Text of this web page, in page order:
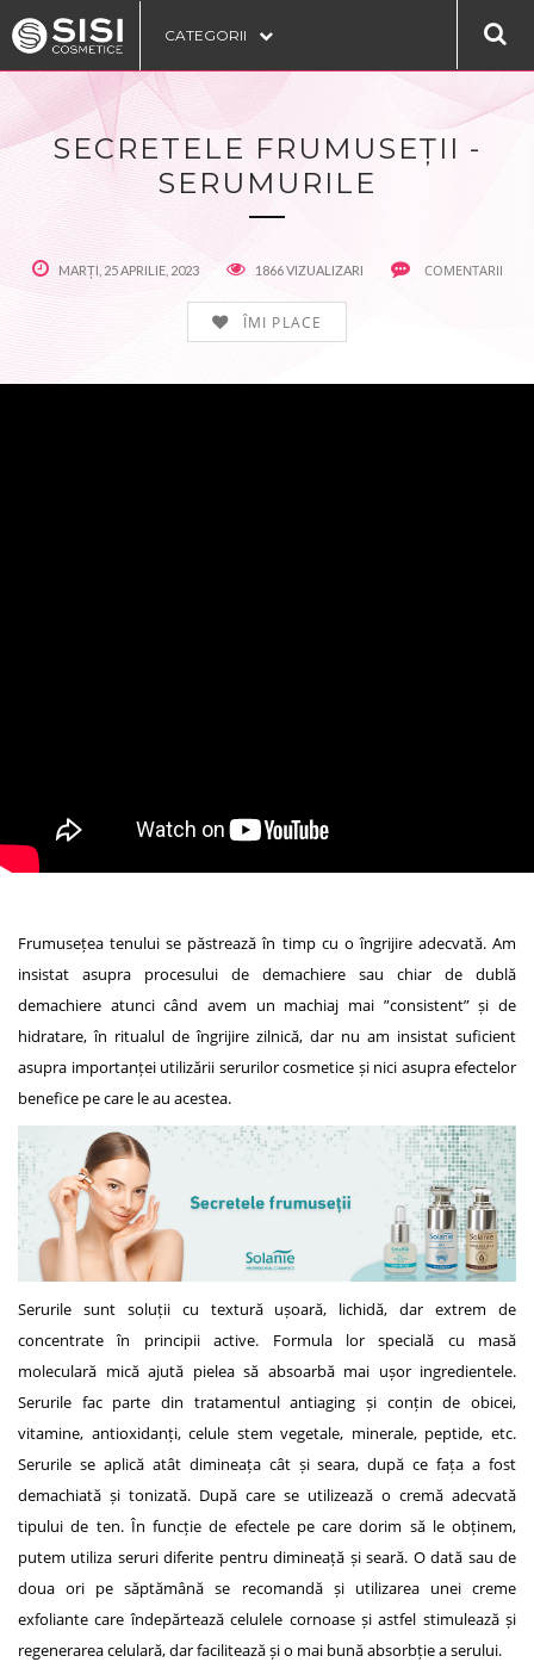
CATEGORII
SECRETELE FRUMUSEȚII -
SERUMURILE
MARȚI, 25 APRILIE, 2023 1866 VIZUALIZARI COMENTARII
ÎMI PLACE
Frumusețea tenului se păstrează în timp cu o îngrijire adecvată. Am
insistat asupra procesului de demachiere sau chiar de dublă
demachiere atunci când avem un machiaj mai ”consistent” și de
hidratare, în ritualul de îngrijire zilnică, dar nu am insistat suficient
asupra importanței utilizării serurilor cosmetice și nici asupra efectelor
benefice pe care le au acestea.
Serurile sunt soluții cu textură ușoară, lichidă, dar extrem de
concentrate în principii active. Formula lor specială cu masă
moleculară mică ajută pielea să absoarbă mai ușor ingredientele.
Serurile fac parte din tratamentul antiaging și conțin de obicei,
vitamine, antioxidanți, celule stem vegetale, minerale, peptide, etc.
Serurile se aplică atât dimineața cât și seara, după ce fața a fost
demachiată și tonizată. După care se utilizează o cremă adecvată
tipului de ten. În funcție de efectele pe care dorim să le obținem,
putem utiliza seruri diferite pentru dimineață și seară. O dată sau de
doua ori pe săptămână se recomandă și utilizarea unei creme
exfoliante care îndepărtează celulele cornoase și astfel stimulează și
regenerarea celulară, dar facilitează și o mai bună absorbție a serului.